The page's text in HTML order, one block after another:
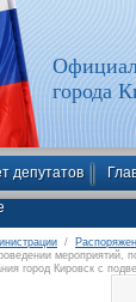
города
депутатов
/
мероприятий,
город Кировск с